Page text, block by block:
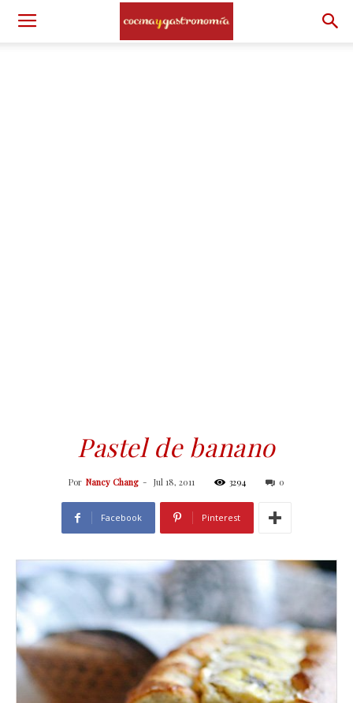
Pastel de banano
Por Nancy Chang - Jul 18, 2011 3294 0
Facebook Pinterest